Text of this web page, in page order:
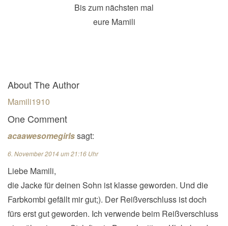
Bis zum nächsten mal
eure Mamili
About The Author
Mamili1910
One Comment
acaawesomegirlssagt:
6. November 2014 um 21:16 Uhr
Liebe Mamili,
die Jacke für deinen Sohn ist klasse geworden. Und die
Farbkombi gefällt mir gut;). Der Reißverschluss ist doch
fürs erst gut geworden. Ich verwende beim Reißverschluss